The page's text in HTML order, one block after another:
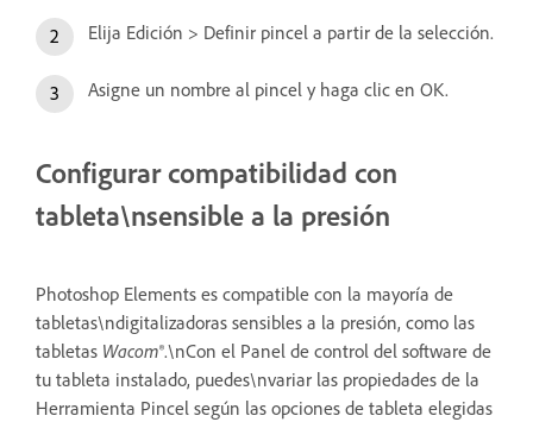
Elija Edición > Definir pincel a partir de la selección.
Asigne un nombre al pincel y haga clic en OK.
Configurar compatibilidad con
tableta\nsensible a la presión
Photoshop Elements es compatible con la mayoría de
tabletas\ndigitalizadoras sensibles a la presión, como las
tabletas Wacom®.\nCon el Panel de control del software de
tu tableta instalado, puedes\nvariar las propiedades de la
Herramienta Pincel según las opciones de tableta elegidas